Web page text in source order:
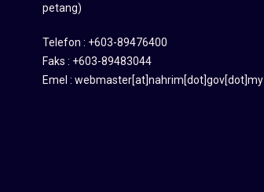
petang)
Telefon : +603-89476400
Faks : +603-89483044
Emel : webmaster[at]nahrim[dot]gov[dot]my